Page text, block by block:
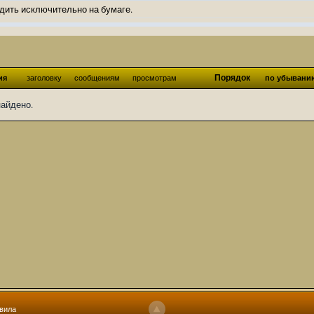
исключительно на бумаге.
и Ангелы из Ада были и будут только на бумаге.
Ангелов из Ада, а в электронном варианте нету вариантов?
какие, подскажите пожалуйста?)
аболетов на бусти:
раньше?
процесс не очень быстрый будет. Думаю в течении 1-2 месяцев
с телефона не очень удобно)
по ходу чтения правлю. Получается не совнлитературный перевод,
заголовку сообщениям просмотрам Порядок по